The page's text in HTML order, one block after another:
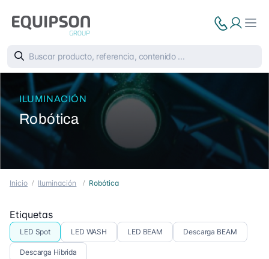
ILUMINACIÓN
Robótica
Inicio Iluminación Robótica
Etiquetas
LED Spot LED WASH LED BEAM Descarga BEAM
Descarga Hibrida